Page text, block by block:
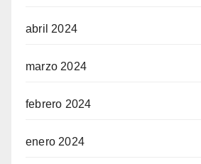
abril 2024
marzo 2024
febrero 2024
enero 2024